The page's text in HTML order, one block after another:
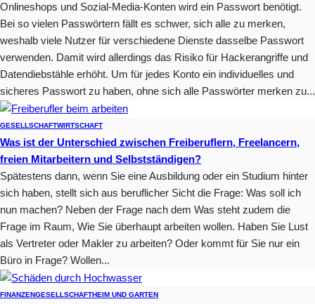
Onlineshops und Sozial-Media-Konten wird ein Passwort benötigt.
Bei so vielen Passwörtern fällt es schwer, sich alle zu merken,
weshalb viele Nutzer für verschiedene Dienste dasselbe Passwort
verwenden. Damit wird allerdings das Risiko für Hackerangriffe und
Datendiebstähle erhöht. Um für jedes Konto ein individuelles und
sicheres Passwort zu haben, ohne sich alle Passwörter merken zu...
GESELLSCHAFTWIRTSCHAFT
Was ist der Unterschied zwischen Freiberuflern, Freelancern,
freien Mitarbeitern und Selbstständigen?
Spätestens dann, wenn Sie eine Ausbildung oder ein Studium hinter
sich haben, stellt sich aus beruflicher Sicht die Frage: Was soll ich
nun machen? Neben der Frage nach dem Was steht zudem die
Frage im Raum, Wie Sie überhaupt arbeiten wollen. Haben Sie Lust
als Vertreter oder Makler zu arbeiten? Oder kommt für Sie nur ein
Büro in Frage? Wollen...
FINANZENGESELLSCHAFTHEIM UND GARTEN